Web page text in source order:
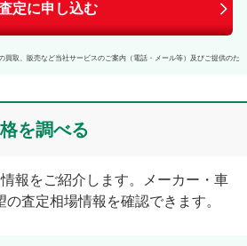
定に申し込む
取、販売など当社サービスのご案内（電話・メール等）及びご提供のた
を調べる
報をご紹介します。メーカー・車
査定相場情報を確認できます。